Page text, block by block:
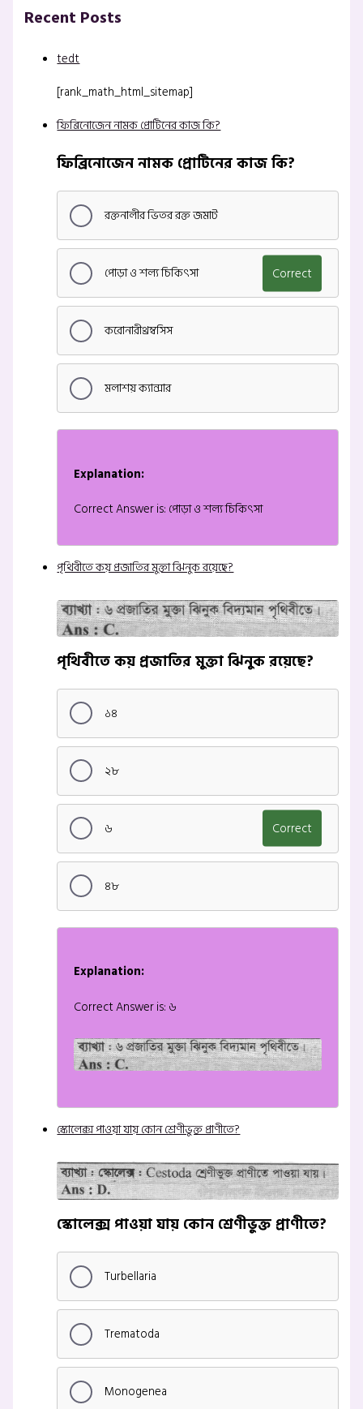
Recent Posts
tedt
[rank_math_html_sitemap]
ফিব্রিনোজেন নামক প্রোটিনের কাজ কি?
ফিব্রিনোজেন নামক প্রোটিনের কাজ কি?
রক্তনালীর ভিতর রক্ত জমাট
পোড়া ও শল্য চিকিৎসা Correct
করোনারীথ্রম্বসিস
মলাশয় ক্যান্সার
Explanation:
Correct Answer is: পোড়া ও শল্য চিকিৎসা
পৃথিবীতে কয় প্রজাতির মুক্তা ঝিনুক রয়েছে?
পৃথিবীতে কয় প্রজাতির মুক্তা ঝিনুক রয়েছে?
১৪
২৮
৬ Correct
৪৮
Explanation:
Correct Answer is: ৬
স্কোলেক্স পাওয়া যায় কোন শ্রেণীভুক্ত প্রাণীতে?
স্কোলেক্স পাওয়া যায় কোন শ্রেণীভুক্ত প্রাণীতে?
Turbellaria
Trematoda
Monogenea